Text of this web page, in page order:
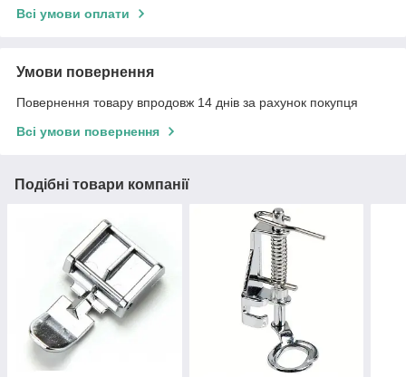
Всі умови оплати
Умови повернення
Повернення товару впродовж 14 днів за рахунок покупця
Всі умови повернення
Подібні товари компанії